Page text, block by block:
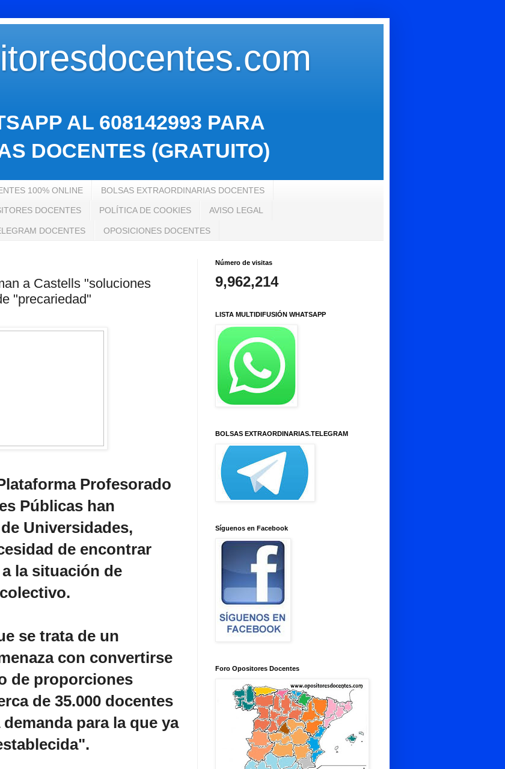
AL 608142993 PARA
DOCENTES (GRATUITO)
100% ONLINE BOLSAS EXTRAORDINARIAS DOCENTES
DOCENTES POLÍTICA DE COOKIES AVISO LEGAL
DOCENTES OPOSICIONES DOCENTES
a Castells "soluciones
"precariedad"
Profesorado
Públicas han
Universidades,
de encontrar
la situación de
se trata de un
con convertirse
de proporciones
de 35.000 docentes
para la que ya
Número de visitas
9,962,214
LISTA MULTIDIFUSIÓN WHATSAPP
BOLSAS EXTRAORDINARIAS.TELEGRAM
Síguenos en Facebook
Foro Opositores Docentes